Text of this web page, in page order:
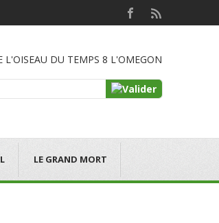
L'OISEAU DU TEMPS 8 L'OMEGON
LE GRAND MORT